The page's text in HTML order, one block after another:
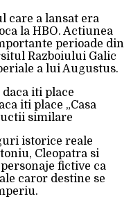
care a lansat era
la HBO. Actiunea
perioade din
Razboiului Galic
a lui Augustus.
iti place „Casa
similare
istorice reale
Cleopatra si
fictive ca
caror destine se